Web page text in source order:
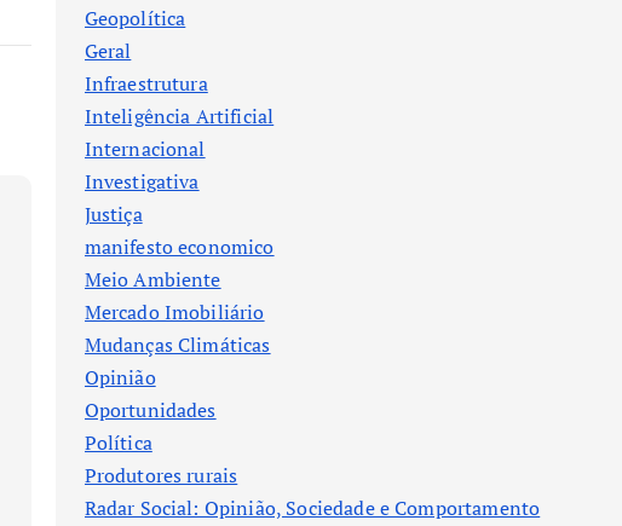
Geopolítica
Geral
Infraestrutura
Inteligência Artificial
Internacional
Investigativa
Justiça
manifesto economico
Meio Ambiente
Mercado Imobiliário
Mudanças Climáticas
Opinião
Oportunidades
Política
Produtores rurais
Radar Social: Opinião, Sociedade e Comportamento